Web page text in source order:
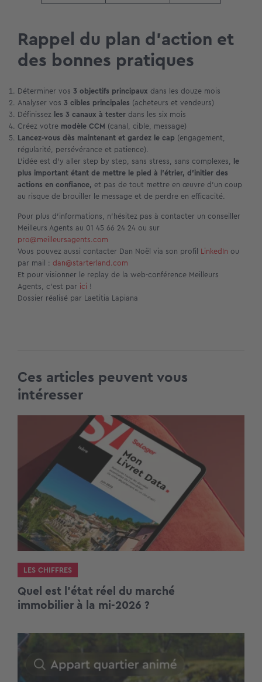
Rappel du plan d’action et
des bonnes pratiques
Déterminer vos 3 objectifs principaux dans les douze mois
Analyser vos 3 cibles principales (acheteurs et vendeurs)
Définissez les 3 canaux à tester dans les six mois
Créez votre modèle CCM (canal, cible, message)
Lancez-vous dès maintenant et gardez le cap (engagement,
régularité, persévérance et patience).
L’idée est d’y aller step by step, sans stress, sans complexes, le
plus important étant de mettre le pied à l’étrier, d’initier des
actions en confiance, et pas de tout mettre en œuvre d’un coup
au risque de brouiller le message et de perdre en efficacité.
Pour plus d’informations, n’hésitez pas à contacter un conseiller
Meilleurs Agents au 01 45 66 24 24 ou sur
pro@meilleursagents.com
Vous pouvez aussi contacter Dan Noël via son profil LinkedIn ou
par mail : dan@starterland.com
Et pour visionner le replay de la web-conférence Meilleurs
Agents, c’est par ici !
Dossier réalisé par Laetitia Lapiana
Ces articles peuvent vous
intéresser
LES CHIFFRES
Quel est l’état réel du marché
immobilier à la mi-2026 ?